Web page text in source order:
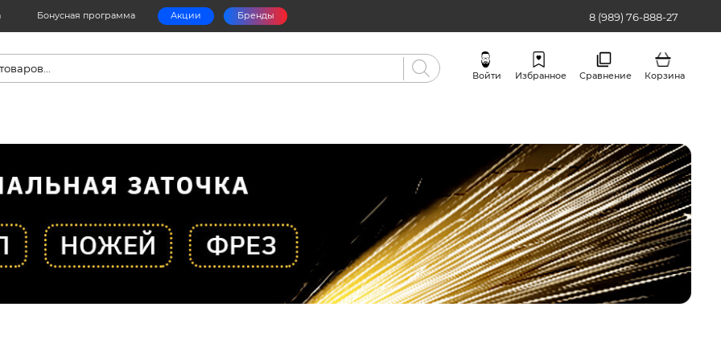
Бонусная программа Акции Бренды 8 (989) 76-888-27
Войти Избранное Сравнение Корзина